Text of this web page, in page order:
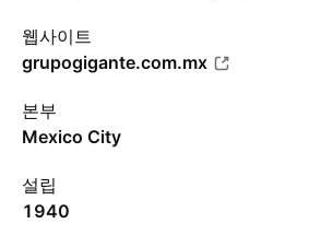
웹사이트
grupogigante.com.mx
본부
Mexico City
설립
1940